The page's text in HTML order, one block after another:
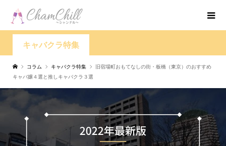
キャバクラ特集
コラム キャバクラ特集
旧宿場町おもてなしの街・板橋（東京）のおすすめ
キャバ嬢４選と推しキャバクラ３選